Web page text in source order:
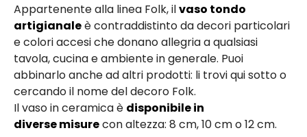
Appartenente alla linea Folk, ilvaso tondo
artigianaleè contraddistinto da decori particolari
e colori accesi che donano allegria a qualsiasi
tavola, cucina e ambiente in generale. Puoi
abbinarlo anche ad altri prodotti: li trovi qui sotto o
cercando il nome del decoro Folk.
Il vaso in ceramica è disponibile in
diverse misurecon altezza: 8 cm, 10 cm o 12 cm.